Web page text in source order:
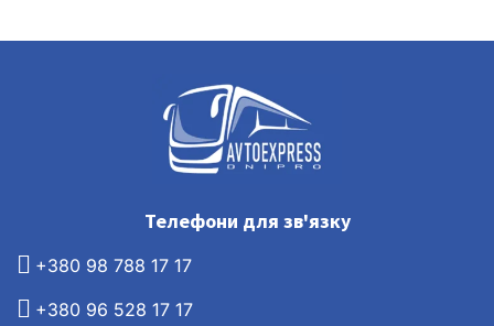
Телефони для зв'язку
+380 98 788 17 17
+380 96 528 17 17